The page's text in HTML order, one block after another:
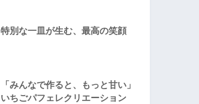
特別な一皿が生む、最高の笑顔
「みんなで作ると、もっと甘い」
いちごパフェレクリエーション